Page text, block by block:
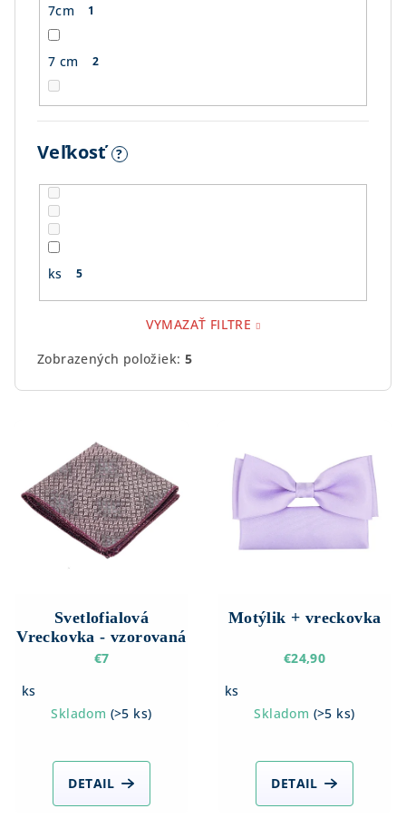
7cm 1
7 cm 2
Veľkosť ?
ks 5
VYMAZAŤ FILTRE
Zobrazených položiek: 5
Svetlofialová
Vreckovka - vzorovaná
€7
ks
Skladom (>5 ks)
DETAIL
Motýlik + vreckovka
€24,90
ks
Skladom (>5 ks)
DETAIL